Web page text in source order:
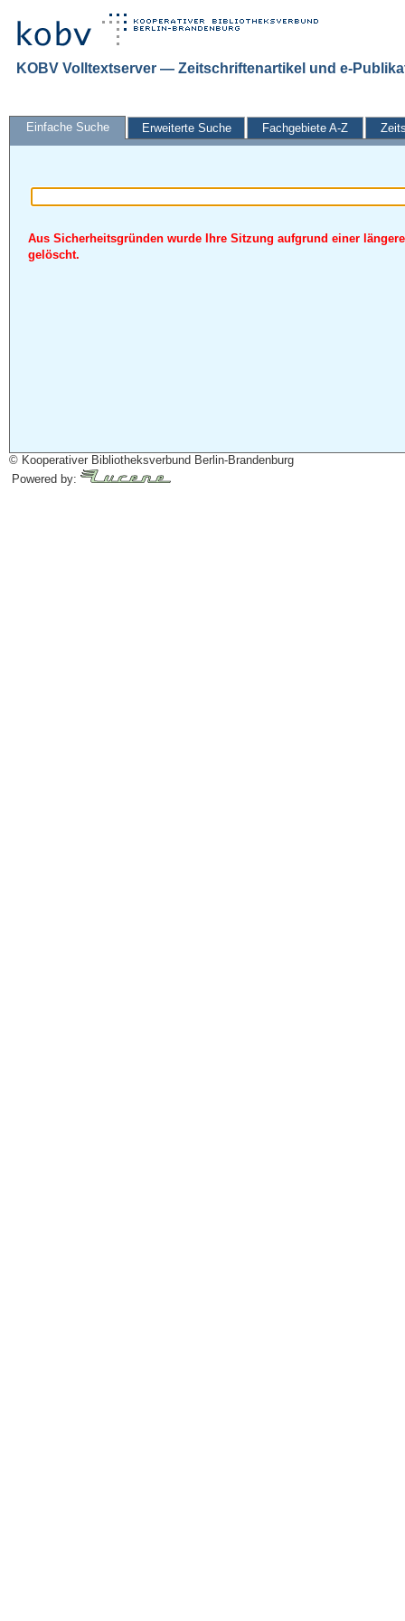
KOBV Volltextserver — Zeitschriftenartikel und e-
Einfache Suche Erweiterte Suche Fachgebiete A-Z
Aus Sicherheitsgründen wurde Ihre Sitzung aufgrund einer
gelöscht.
© Kooperativer Bibliotheksverbund Berlin-Brandenburg
Powered by: